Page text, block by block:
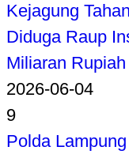
Kejagung
Diduga Raup
Miliaran
2026-06-04
9
Polda